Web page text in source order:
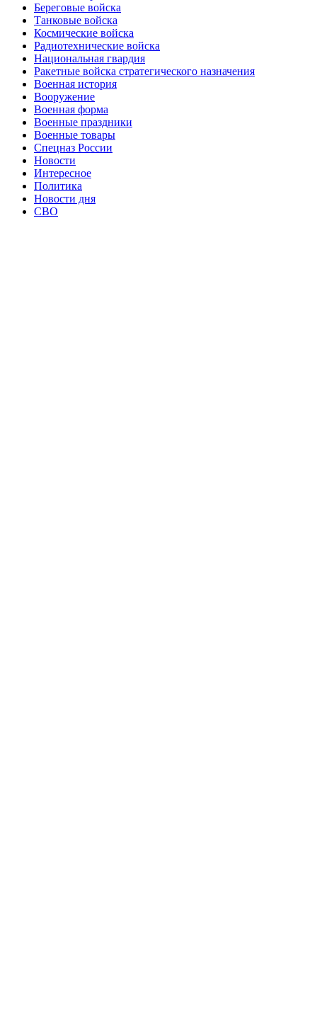
Береговые войска
Танковые войска
Космические войска
Радиотехнические войска
Национальная гвардия
Ракетные войска стратегического назначения
Военная история
Вооружение
Военная форма
Военные праздники
Военные товары
Спецназ России
Новости
Интересное
Политика
Новости дня
СВО